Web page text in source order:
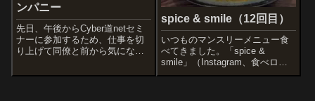
ンパニー
先日、午後からCyber道netセミ
ナーに参加するため、仕事を切
り上げて同僚と前から気になっ
ネットワークカンパニー」
spice & smile（12回目）
いつものマンスリーメニュー食
べてきました。「spice &
smile」（Instagram、食べロ
グ）ビールも注文BROOKLYN